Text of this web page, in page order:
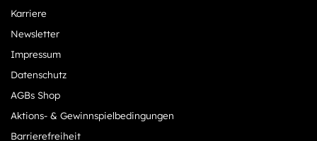
Karriere
Newsletter
Impressum
Datenschutz
AGBs Shop
Aktions- & Gewinnspielbedingungen
Barrierefreiheit